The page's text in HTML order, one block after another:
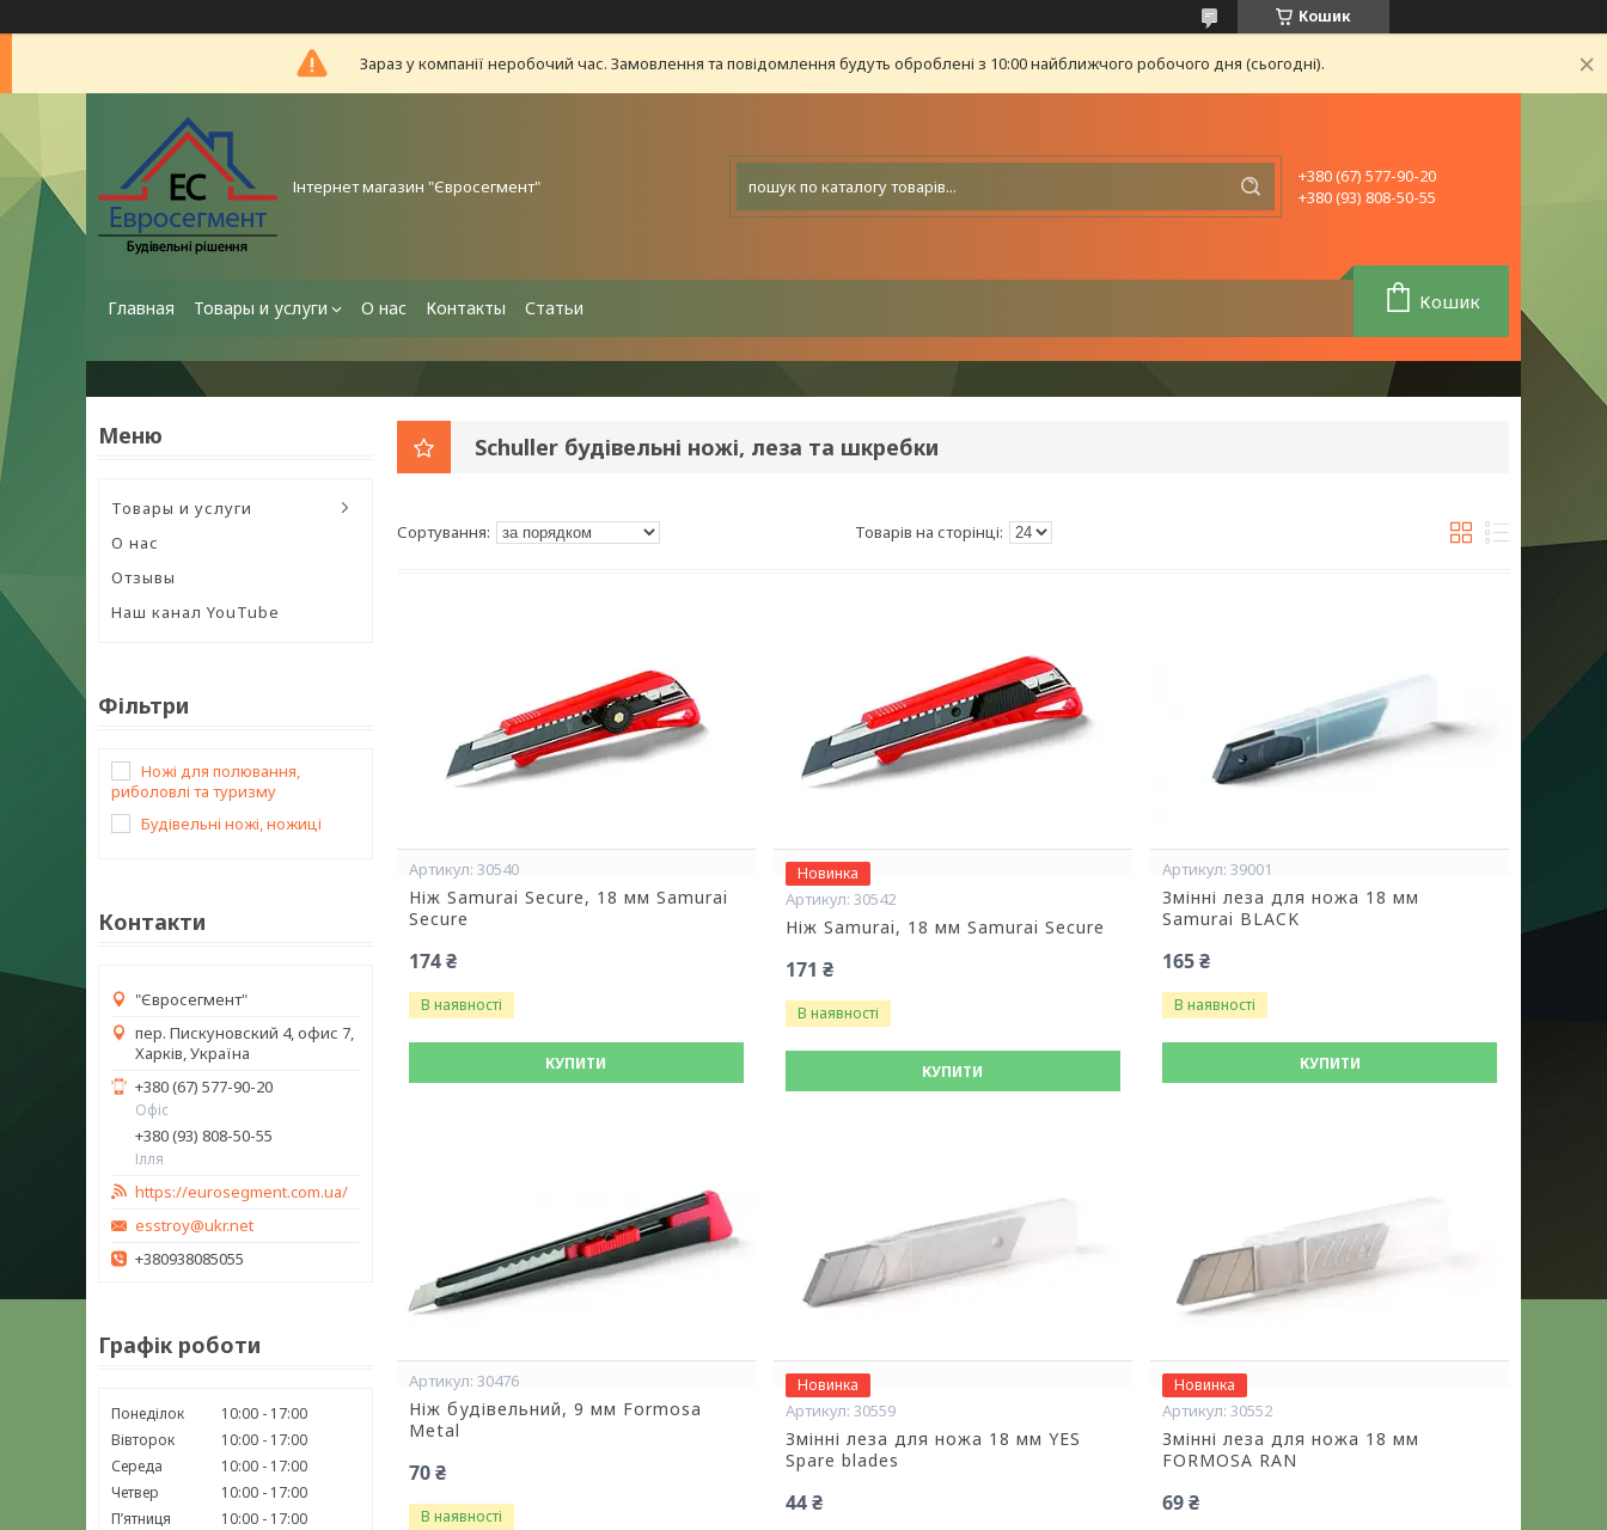
Кошик
Зараз у компанії неробочий час. Замовлення та повідомлення будуть оброблені з 10:00 найближчого робочого дня (сьогодні).
Інтернет магазин "Євросегмент"
+380 (67) 577-90-20
+380 (93) 808-50-55
Главная Товары и услуги О нас Контакты Статьи Кошик
Товары и услуги
О нас
Отзывы
Наш канал YouTube
Фільтри
Ножі для полювання,
риболовлі та туризму
Будівельні ножі, ножиці
Контакти
"Євросегмент"
пер. Пискуновский 4, офис 7,
Харків, Україна
+380 (67) 577-90-20
Офіс
+380 (93) 808-50-55
Ілля
https://eurosegment.com.ua/
esstroy@ukr.net
+380938085055
Графік роботи
Понеділок 10:00
17:00
Вівторок
10:00
17:00
Середа
10:00
17:00
Четвер
10:00
17:00
Пʼятниця
10:00
17:00
Schuller будівельні ножі, леза та шкребки
30540
Ніж Samurai Secure, 18 мм Samurai
Secure
174 ₴
В наявності
КУПИТИ
Новинка
30542
Ніж Samurai, 18 мм Samurai Secure
171 ₴
В наявності
КУПИТИ
39001
Змінні леза для ножа 18 мм
Samurai BLACK
165 ₴
В наявності
КУПИТИ
30476
Ніж будівельний, 9 мм Formosa
Metal
70 ₴
В наявності
Новинка
30559
Змінні леза для ножа 18 мм YES
Spare blades
44 ₴
Новинка
30552
Змінні леза для ножа 18 мм
FORMOSA RAN
69 ₴